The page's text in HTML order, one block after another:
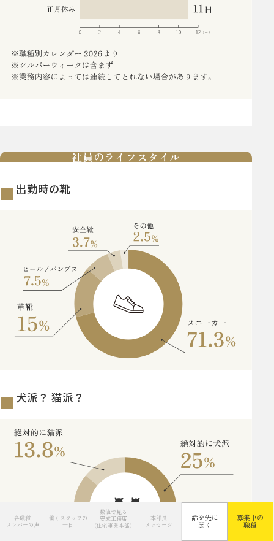
社員のライフスタイル
出勤時の靴
犬派？ 猫派？
各職種
メンバーの声
働くスタッフの
一日
数値で見る
安成工務店
(住宅事業本部)
本部長
メッセージ
話を先に
聞く
募集中の
職種